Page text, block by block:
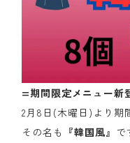
=期間限定メニュー新
2月8日(木曜日)より期
その名も 『韓国風』 で